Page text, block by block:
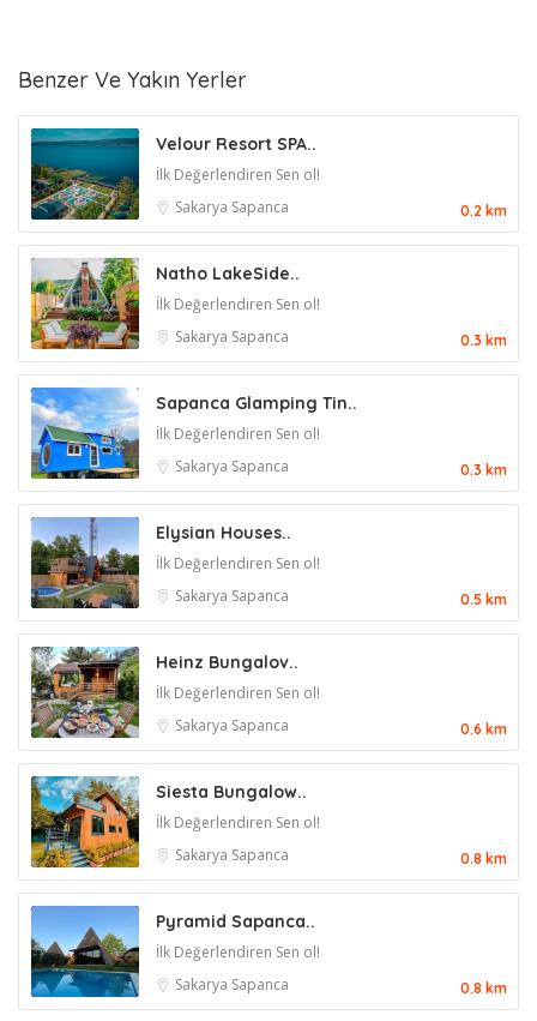
Benzer Ve Yakın Yerler
Velour Resort SPA..
İlk Değerlendiren Sen ol!
Sakarya Sapanca 0.2 km
Natho LakeSide..
İlk Değerlendiren Sen ol!
Sakarya Sapanca 0.3 km
Sapanca Glamping Tin..
İlk Değerlendiren Sen ol!
Sakarya Sapanca 0.3 km
Elysian Houses..
İlk Değerlendiren Sen ol!
Sakarya Sapanca 0.5 km
Heinz Bungalov..
İlk Değerlendiren Sen ol!
Sakarya Sapanca 0.6 km
Siesta Bungalow..
İlk Değerlendiren Sen ol!
Sakarya Sapanca 0.8 km
Pyramid Sapanca..
İlk Değerlendiren Sen ol!
Sakarya Sapanca 0.8 km